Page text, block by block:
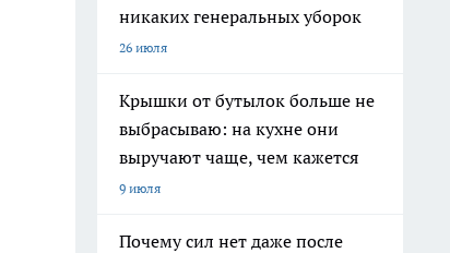
никаких генеральных уборок
26 июля
Крышки от бутылок больше не
выбрасываю: на кухне они
выручают чаще, чем кажется
9 июля
Почему сил нет даже после